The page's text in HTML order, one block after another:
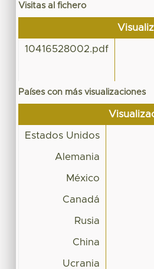
Visitas al fichero
10416528002.pdf
Países con más visualizaciones
Estados Unidos
Alemania
México
Canadá
Rusia
China
Ucrania